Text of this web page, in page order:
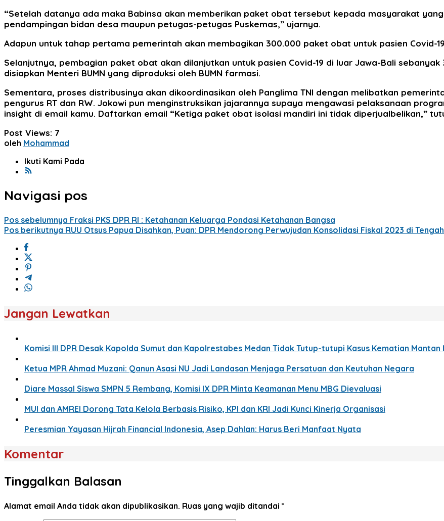
“Setelah datanya ada maka Babinsa akan memberikan paket obat tersebut kepada masyarakat
pendampingan bidan desa maupun petugas-petugas Puskemas,” ujarnya.
Adapun untuk tahap pertama pemerintah akan membagikan 300.000 paket obat untuk pasien Covid-
Selanjutnya, pembagian paket obat akan dilanjutkan untuk pasien Covid-19 di luar Jawa-Bali
disiapkan Menteri BUMN yang diproduksi oleh BUMN farmasi.
Sementara, proses distribusinya akan dikoordinasikan oleh Panglima TNI dengan melibatkan
pengurus RT dan RW. Jokowi pun menginstruksikan jajarannya supaya mengawasi pelaksanaan
insight di email kamu. Daftarkan email “Ketiga paket obat isolasi mandiri ini tidak diperjualbelikan,”
Post Views: 7
oleh Mohammad
Ikuti Kami Pada
Navigasi pos
Pos sebelumnya Fraksi PKS DPR RI : Ketahanan Keluarga Pondasi Ketahanan Bangsa
Pos berikutnya RUU Otsus Papua Disahkan, Puan: DPR Mendorong Perwujudan Konsolidasi Fiskal 2023 di
Jangan Lewatkan
Komisi III DPR Desak Kapolda Sumut dan Kapolrestabes Medan Tidak Tutup-tutupi Kasus Kematian Mantan
Ketua MPR Ahmad Muzani: Qanun Asasi NU Jadi Landasan Menjaga Persatuan dan Keutuhan Negara
Diare Massal Siswa SMPN 5 Rembang, Komisi IX DPR Minta Keamanan Menu MBG Dievaluasi
MUI dan AMREI Dorong Tata Kelola Berbasis Risiko, KPI dan KRI Jadi Kunci Kinerja Organisasi
Peresmian Yayasan Hijrah Financial Indonesia, Asep Dahlan: Harus Beri Manfaat Nyata
Komentar
Tinggalkan Balasan
Alamat email Anda tidak akan dipublikasikan. Ruas yang wajib ditandai *